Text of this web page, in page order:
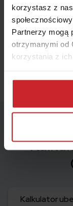
korzystasz z
Partnerzy mogą
otrzymanymi od
korzystania z ich
Dowiedz się
można się z
przetwarzamy
Kalkulator